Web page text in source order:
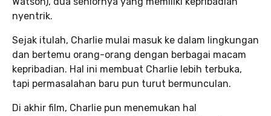
nyentrik.
Sejak itulah, Charlie mulai masuk ke dalam lingkungan
dan bertemu orang-orang dengan berbagai macam
kepribadian. Hal ini membuat Charlie lebih terbuka,
tapi permasalahan baru pun turut bermunculan.
Di akhir film, Charlie pun menemukan hal